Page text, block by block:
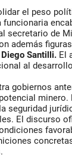
el peso
secretario de
además
Diego Santilli. El
al
gobiernos
minero.
seguridad
El discurso